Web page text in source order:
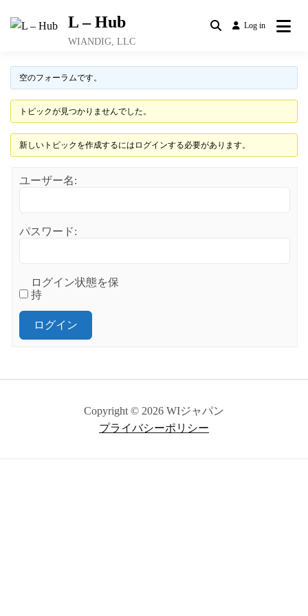
L – Hub
WIANDIG, LLC
Log in
空のフォーラムです。
トピックが見つかりませんでした。
新しいトピックを作成するにはログインする必要があります。
ユーザー名:
パスワード:
ログイン状態を保
持
ログイン
Copyright © 2026 WIジャパン
プライバシーポリシー